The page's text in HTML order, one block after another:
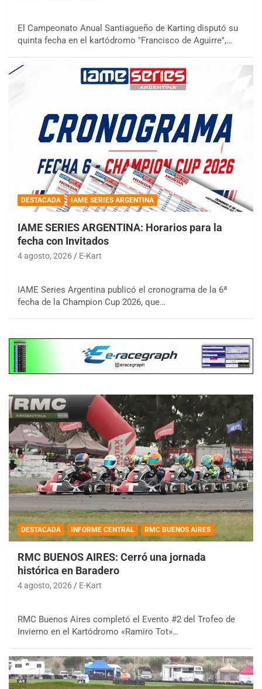
El Campeonato Anual Santiagueño de Karting disputó su
quinta fecha en el kartódromo "Francisco de Aguirre",…
DESTACADA IAME SERIES ARGENTINA
IAME SERIES ARGENTINA: Horarios para la
fecha con Invitados
4 agosto, 2026 E-Kart
IAME Series Argentina publicó el cronograma de la 6ª
fecha de la Champion Cup 2026, que…
DESTACADA INFORME CENTRAL RMC BUENOS AIRES
RMC BUENOS AIRES: Cerró una jornada
histórica en Baradero
4 agosto, 2026 E-Kart
RMC Buenos Aires completó el Evento #2 del Trofeo de
Invierno en el Kartódromo «Ramiro Tot»…